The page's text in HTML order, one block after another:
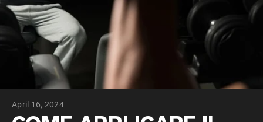
Proteina di piselli
Proteine del Siero di Latte da
Allevamento al Pascolo
Peptidi di collagene
Whey al cioccolato da latte di mucche
alimentate a erba
Whey di erba alimentata alla vaniglia
Siero di latte da bovini alimentati a erba
Shop All Protein Powders
VEGAN PROTEINBest Seller
April 16, 2024